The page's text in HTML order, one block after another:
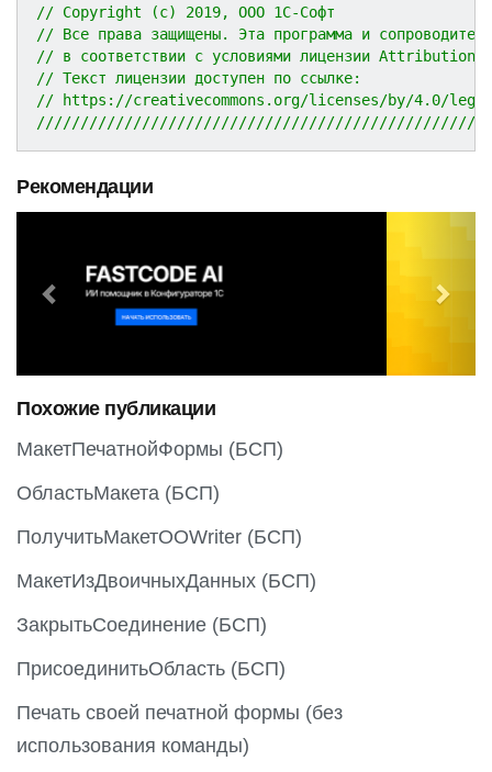
// Copyright (c) 2019, ООО 1С-Софт
// Все права защищены. Эта программа и
// в соответствии с условиями лицензии
// Текст лицензии доступен по ссылке:
// https://creativecommons.org/licenses/by/4.0/
Рекомендации
e
o
u
s
N
x
Похожие публикации
МакетПечатнойФормы (БСП)
ОбластьМакета (БСП)
ПолучитьМакетOOWriter (БСП)
МакетИзДвоичныхДанных (БСП)
ЗакрытьСоединение (БСП)
ПрисоединитьОбласть (БСП)
Печать своей печатной формы (без
использования команды)